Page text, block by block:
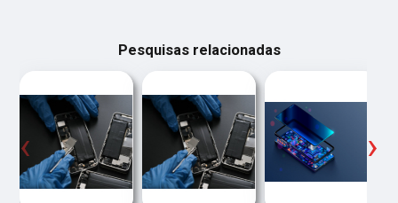
Pesquisas relacionadas
‹ ›